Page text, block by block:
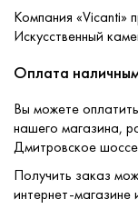
Портфолио
Контакты
Компания «Vicanti»
Искусственный
Оплата
Вы можете
нашего магазина,
Дмитровское
Получить заказ
интернет-магазине